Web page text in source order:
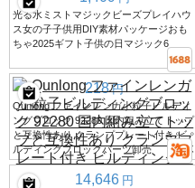
光る水ミストマジックビーズプレイハウ
ス女の子子供用DIY素材パッケージおも
ちゃ2025ギフト子供の日マジック6
218 円
Qunlong ファインレンガ小粒子ビルディ
ングブロック 92280 国内組み立てトップ
と互換性あり クランププレート付き ビ
ルディングブロックパーツ卸売
14,646 円